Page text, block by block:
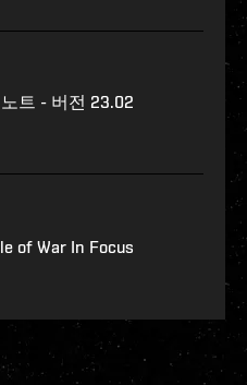
트 - 버전 23.02
of War In Focus